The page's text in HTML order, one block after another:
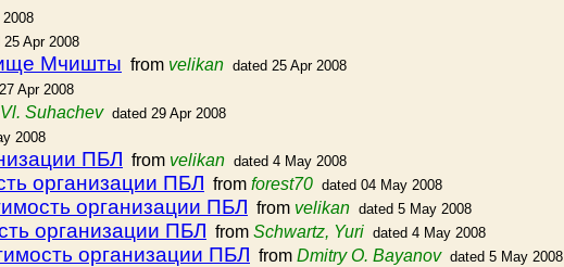
25 Apr 2008
Мчишты from velikan dated 25 Apr 2008
Apr 2008
Suhachev dated 29 Apr 2008
2008
ПБЛ from velikan dated 4 May 2008
организации ПБЛ from forest70 dated 04 May 2008
организации ПБЛ from velikan dated 5 May 2008
организации ПБЛ from Schwartz, Yuri dated 4 May 2008
организации ПБЛ from Dmitry O. Bayanov dated 5 May 2008